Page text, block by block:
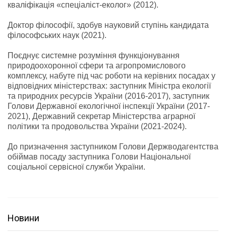
кваліфікація «спеціаліст-еколог» (2012).
Доктор філософії, здобув науковий ступінь кандидата
філософських наук (2021).
Поєднує системне розуміння функціонування
природоохоронної сфери та агропромислового
комплексу, набуте під час роботи на керівних посадах у
відповідних міністерствах: заступник Міністра екології
та природних ресурсів України (2016-2017), заступник
Голови Державної екологічної інспекції України (2017-
2021), Державний секретар Міністерства аграрної
політики та продовольства України (2021-2024).
До призначення заступником Голови Держводагентства
обіймав посаду заступника Голови Національної
соціальної сервісної служби України.
Новини